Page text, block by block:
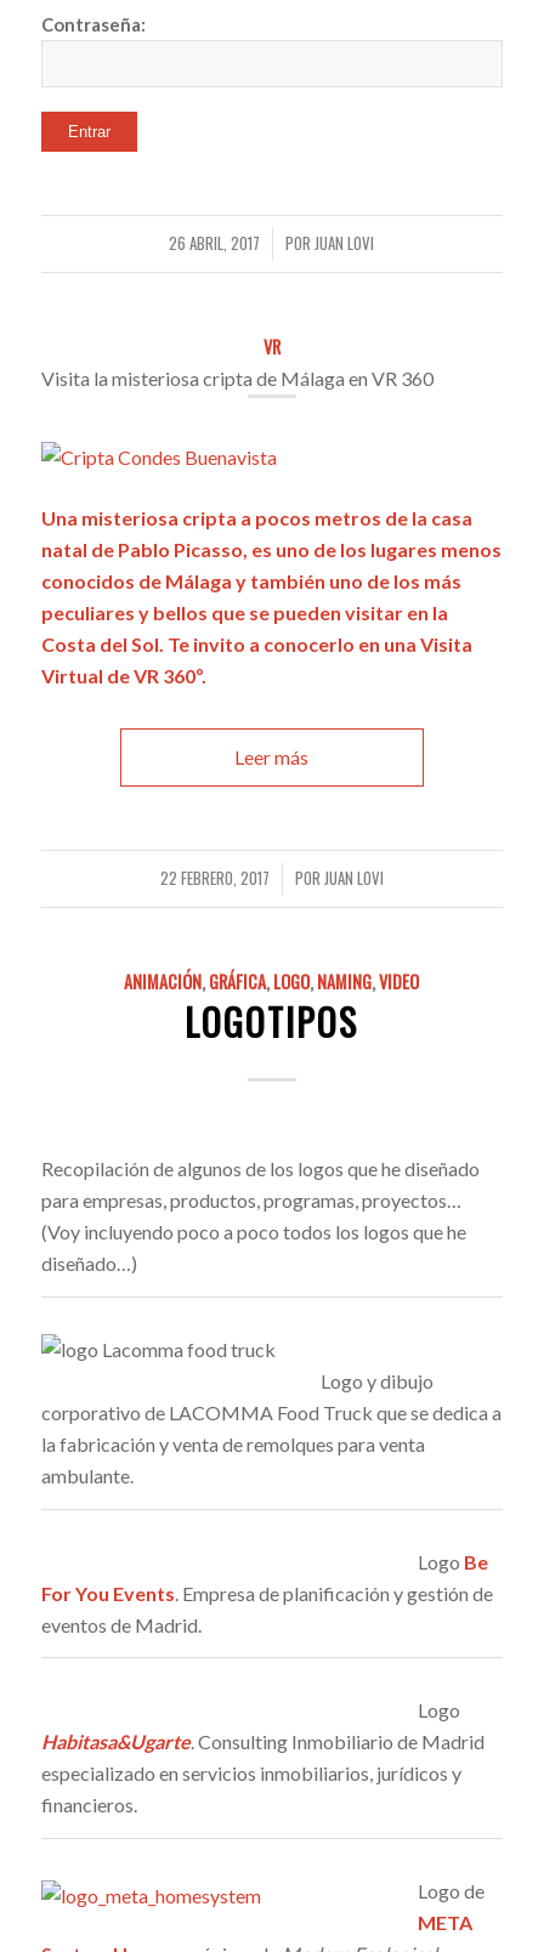
Contraseña:
26 ABRIL, 2017
/ PORJUAN LOVI
VR
Visita la misteriosa cripta de Málaga en VR 360
Una misteriosa cripta a pocos metros de la casa
natal de Pablo Picasso, es uno de los lugares menos
conocidos de Málaga y también uno de los más
peculiares y bellos que se pueden visitar en la
Costa del Sol. Te invito a conocerlo en una Visita
Virtual de VR 360º.
Leer más
22 FEBRERO, 2017
/ POR JUAN LOVI
ANIMACIÓN,GRÁFICA,LOGO,NAMING,VIDEO
LOGOTIPOS
Recopilación de algunos de los logos que he diseñado
para empresas, productos, programas, proyectos…
(Voy incluyendo poco a poco todos los logos que he
diseñado…)
Logo y dibujo
corporativo de LACOMMA Food Truck que se dedica a
la fabricación y venta de remolques para venta
ambulante.
Logo Be
For You Events . Empresa de planificación y gestión de
eventos de Madrid.
Logo
Habitasa&Ugarte. Consulting Inmobiliario de Madrid
especializado en servicios inmobiliarios, jurídicos y
financieros.
Logo de
META